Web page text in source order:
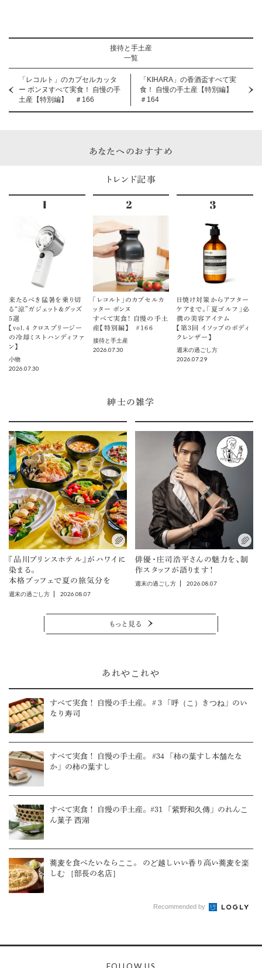
接待と手土産
一覧
「レコルト」のカプセルカッタ
ー ボンヌすべて実食！ 自慢の手
土産【特別編】 ＃166
「KIHARA」の香酒盃すべて実
食！ 自慢の手土産【特別編】
＃164
あなたへのおすすめ
トレンド記事
来たるべき猛暑を乗り切
る“涼”ガジェット＆グッズ
5選
【vol.４ クロスブリージー
の冷却ミストハンディファ
ン】
小物
2026.07.30
「レコルト」のカプセルカ
ッター ボンヌ
すべて実食！ 自慢の手土
産【特別編】 ＃166
接待と手土産
2026.07.30
日焼け対策からアフター
ケアまで。「夏ゴルフ」必
携の美容アイテム
【第3回 イソップのボディ
クレンザー】
週末の過ごし方
2026.07.29
紳士の雑学
『品川プリンスホテル』がハワイに
染まる。
本格ブッフェで夏の旅気分を
週末の過ごし方 2026.08.07
俳優・庄司浩平さんの魅力を、制
作スタッフが語ります！
週末の過ごし方 2026.08.07
もっと見る
あれやこれや
すべて実食！ 自慢の手土産。＃3 「呼（こ）きつね」のい
なり寿司
すべて実食！ 自慢の手土産。 #34 「柿の葉すし本舗たな
か」の柿の葉すし
すべて実食！ 自慢の手土産。#31 「紫野和久傳」のれんこ
ん菓子 西湖
蕎麦を食べたいならここ。 のど越しいい香り高い蕎麦を楽
しむ ［部長の名店］
Recommended by